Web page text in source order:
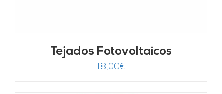
Tejados Fotovoltaicos
18,00€